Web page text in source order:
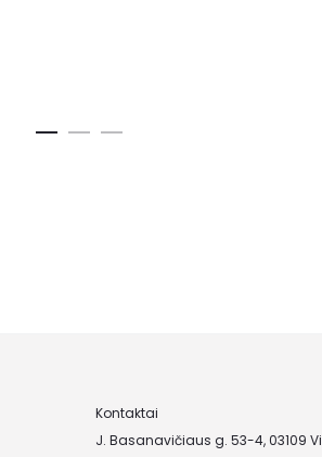
Kontaktai
J. Basanavičiaus g. 53-4, 03109